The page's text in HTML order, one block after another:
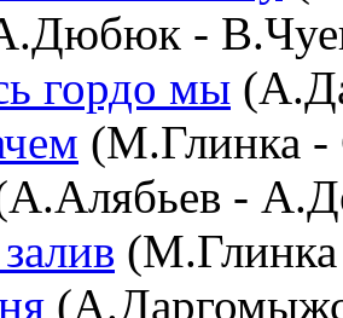
-
гордо мы
(М.Глинка
-